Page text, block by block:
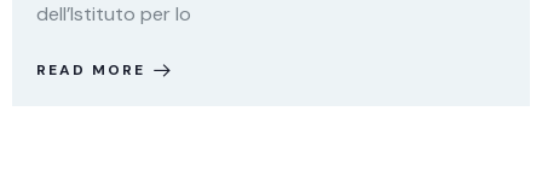
dell’Istituto per lo
READ MORE